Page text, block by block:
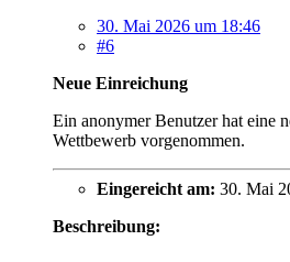
30. Mai 2026 um 18:46
#6
Neue Einreichung
Ein anonymer Benutzer hat eine
Wettbewerb vorgenommen.
Eingereicht am: 30. Mai
Beschreibung: